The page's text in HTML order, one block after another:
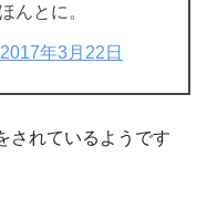
んとに。
2017年3月22日
されているようです